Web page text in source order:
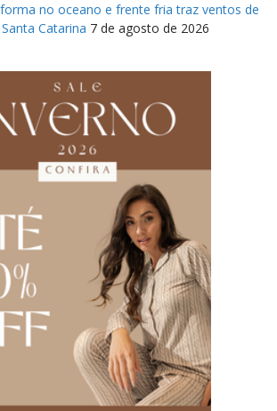
no oceano e frente fria traz ventos de
Catarina 7 de agosto de 2026